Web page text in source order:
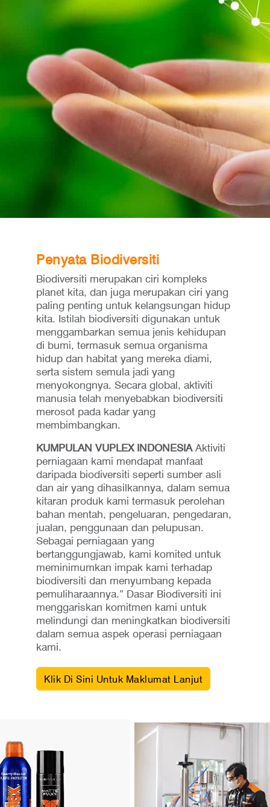
Penyata Biodiversiti
Biodiversiti merupakan ciri kompleks
planet kita, dan juga merupakan ciri yang
paling penting untuk kelangsungan hidup
kita. Istilah biodiversiti digunakan untuk
menggambarkan semua jenis kehidupan
di bumi, termasuk semua organisma
hidup dan habitat yang mereka diami,
serta sistem semula jadi yang
menyokongnya. Secara global, aktiviti
manusia telah menyebabkan biodiversiti
merosot pada kadar yang
membimbangkan.
KUMPULAN VUPLEX INDONESIAAktiviti
perniagaan kami mendapat manfaat
daripada biodiversiti seperti sumber asli
dan air yang dihasilkannya, dalam semua
kitaran produk kami termasuk perolehan
bahan mentah, pengeluaran, pengedaran,
jualan, penggunaan dan pelupusan.
Sebagai perniagaan yang
bertanggungjawab, kami komited untuk
meminimumkan impak kami terhadap
biodiversiti dan menyumbang kepada
pemuliharaannya.” Dasar Biodiversiti ini
menggariskan komitmen kami untuk
melindungi dan meningkatkan biodiversiti
dalam semua aspek operasi perniagaan
kami.
Klik Di Sini Untuk Maklumat Lanjut